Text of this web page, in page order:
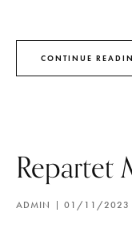
CONTINUE
Repartet
ADMIN 01/11/2023